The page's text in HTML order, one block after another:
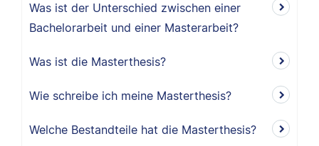
Was ist der Unterschied zwischen einer
Bachelorarbeit und einer Masterarbeit?
Was ist die Masterthesis?
Wie schreibe ich meine Masterthesis?
Welche Bestandteile hat die Masterthesis?